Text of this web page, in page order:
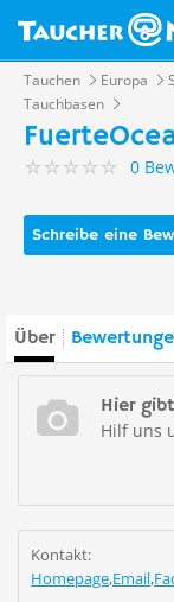
Tauchen Europa
Tauchbasen
0
Schreibe eine
Über
Hier
Hilf uns
Kontakt:
Homepage,Email,